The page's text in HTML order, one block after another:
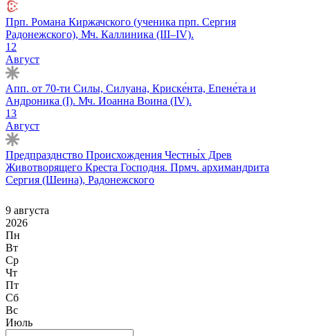
Прп. Романа Киржачского (ученика прп. Сергия
Радонежского), Мч. Каллиника (III–IV).
12
Август
Апп. от 70-ти Силы, Силуана, Криске́нта, Епене́та и
Андроника (I). Мч. Иоанна Воина (IV).
13
Август
Предпразднство Происхождения Честны́х Древ
Животворящего Креста Господня. Прмч. архимандрита
Сергия (Шеина), Радонежского
9 августа
2026
Пн
Вт
Ср
Чт
Пт
Сб
Вс
Июль